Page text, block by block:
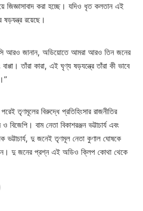
জিজ্ঞাসাবাদ করা হচ্ছে। যদিও ধৃত কলতান এই
রয়েছে।
আরও জানান, অডিয়োতে আমরা আরও তিন জনের
তাঁরা কারা, এই ঘৃণ্য ষড়যন্ত্রে তাঁরা কী ভাবে
তৃণমূলের বিরুদ্ধে প্রতিহিংসার রাজনীতির
বাম নেতা বিকাশরঞ্জন ভট্টাচার্য এবং
ভট্টাচার্য, দু জনেই তৃণমূল নেতা কুণাল ঘোষকে
দু জনের প্রশ্ন এই অডিও ক্লিপ কোথা থেকে